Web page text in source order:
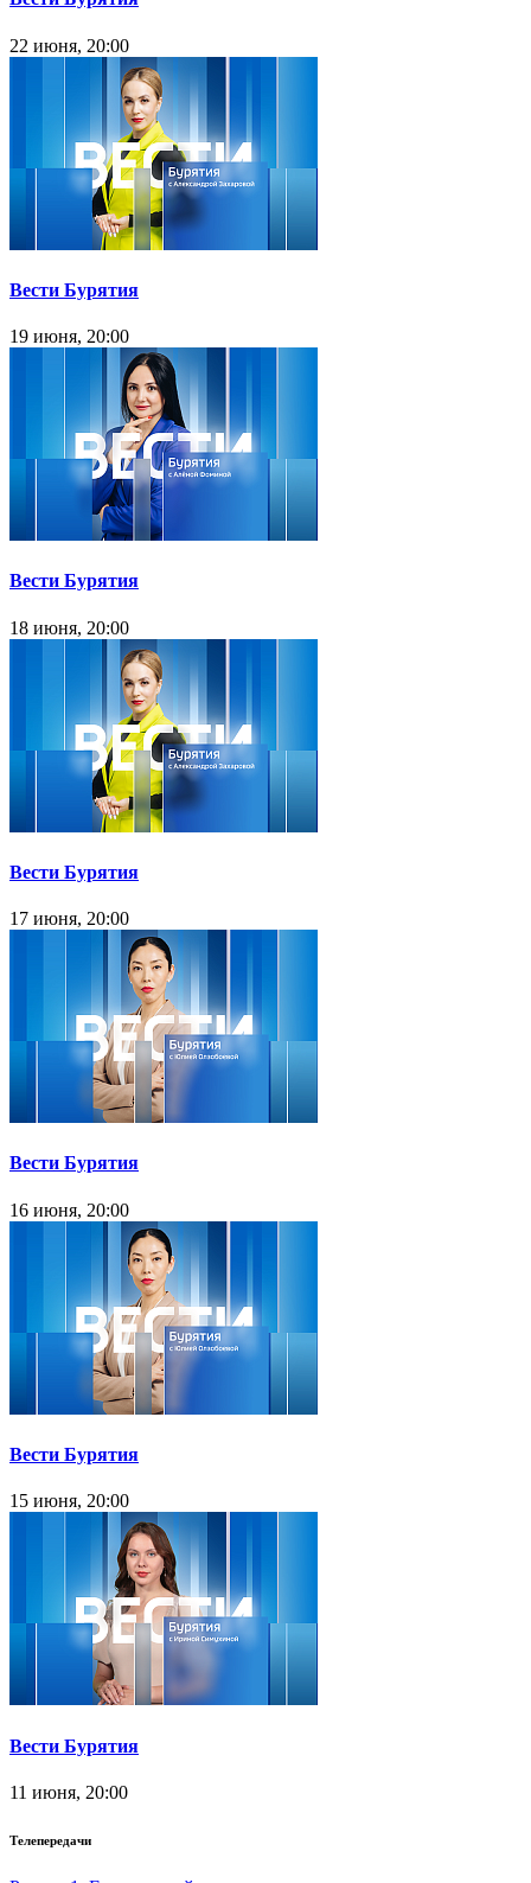
22 июня, 20:00
Вести Бурятия
19 июня, 20:00
Вести Бурятия
18 июня, 20:00
Вести Бурятия
17 июня, 20:00
Вести Бурятия
16 июня, 20:00
Вести Бурятия
15 июня, 20:00
Вести Бурятия
11 июня, 20:00
Телепередачи